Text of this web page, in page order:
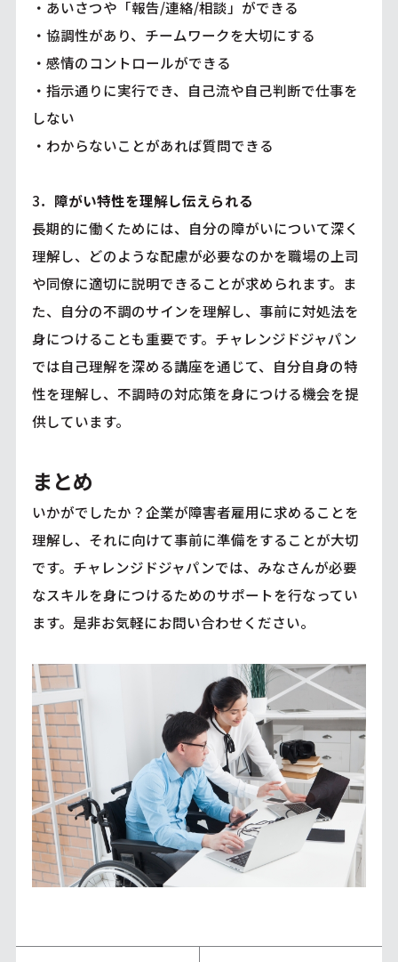
・あいさつや「報告/連絡/相談」ができる
・協調性があり、チームワークを大切にする
・感情のコントロールができる
・指示通りに実行でき、自己流や自己判断で仕事を
しない
・わからないことがあれば質問できる
3． 障がい特性を理解し伝えられる
長期的に働くためには、自分の障がいについて深く
理解し、どのような配慮が必要なのかを職場の上司
や同僚に適切に説明できることが求められます。ま
た、自分の不調のサインを理解し、事前に対処法を
身につけることも重要です。チャレンジドジャパン
では自己理解を深める講座を通じて、自分自身の特
性を理解し、不調時の対応策を身につける機会を提
供しています。
まとめ
いかがでしたか？企業が障害者雇用に求めることを
理解し、それに向けて事前に準備をすることが大切
です。チャレンジドジャパンでは、みなさんが必要
なスキルを身につけるためのサポートを行なってい
ます。是非お気軽にお問い合わせください。